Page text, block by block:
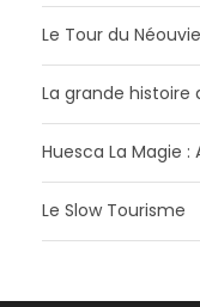
Le Tour du
La grande histoire
Huesca La Magie
Le Slow Tourisme